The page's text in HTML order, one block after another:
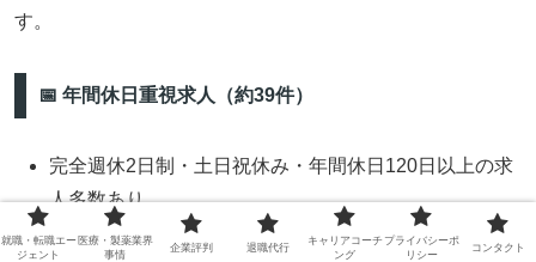
す。
📅 年間休日重視求人（約39件）
完全週休2日制・土日祝休み・年間休日120日以上の求
人多数あり
営業・企画、販売系、携帯ショップスタッフなどが該
就職・転職エー
ジェント
医療・製薬業界
事情
企業評判 退職代行
キャリアコーチ
ング
プライバシーポ
リシー
コンタクト